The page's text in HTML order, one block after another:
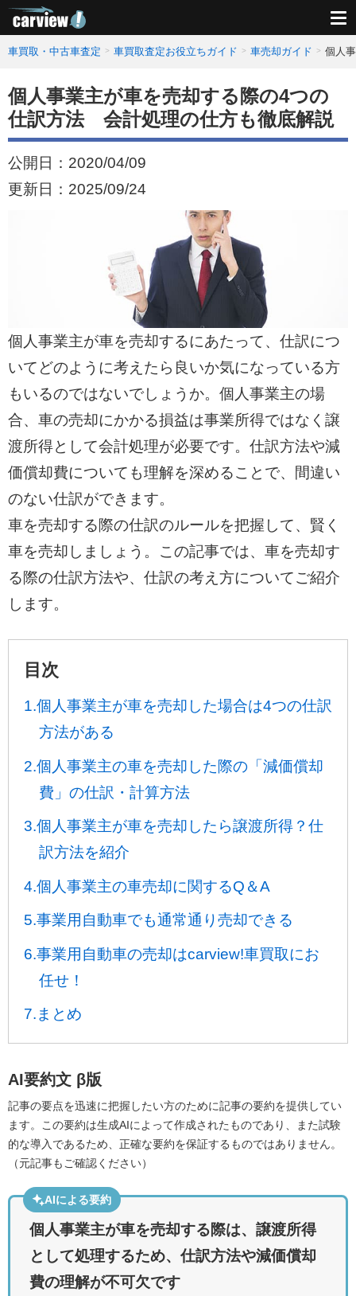
車買取・中古車査定 車買取査定お役立ちガイド 車売却ガイド 個人
個人事業主が車を売却する際の4つの
仕訳方法 会計処理の仕方も徹底解説
公開日： 2020/04/09
更新日： 2025/09/24
個人事業主が車を売却するにあたって、仕訳につ
いてどのように考えたら良いか気になっている方
もいるのではないでしょうか。個人事業主の場
合、車の売却にかかる損益は事業所得ではなく譲
渡所得として会計処理が必要です。仕訳方法や減
価償却費についても理解を深めることで、間違い
のない仕訳ができます。
車を売却する際の仕訳のルールを把握して、賢く
車を売却しましょう。この記事では、車を売却す
る際の仕訳方法や、仕訳の考え方についてご紹介
します。
目次
1.個人事業主が車を売却した場合は4つの仕訳
方法がある
2.個人事業主の車を売却した際の「減価償却
費」の仕訳・計算方法
3.個人事業主が車を売却したら譲渡所得？仕
訳方法を紹介
4.個人事業主の車売却に関するQ＆A
5.事業用自動車でも通常通り売却できる
6.事業用自動車の売却はcarview!車買取にお
任せ！
7.まとめ
AI要約文 β版
記事の要点を迅速に把握したい方のために記事の要約を提供してい
ます。この要約は生成AIによって作成されたものであり、また試験
的な導入であるため、正確な要約を保証するものではありません。
（元記事もご確認ください）
AIによる要約
個人事業主が車を売却する際は、譲渡所得
として処理するため、仕訳方法や減価償却
費の理解が不可欠です